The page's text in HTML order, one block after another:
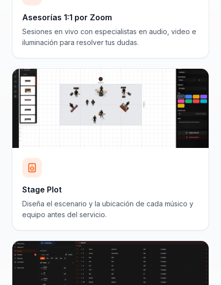
Asesorías 1:1 por Zoom
Sesiones en vivo con especialistas en audio, video e
iluminación para resolver tus dudas.
Stage Plot
Diseña el escenario y la ubicación de cada músico y
equipo antes del servicio.